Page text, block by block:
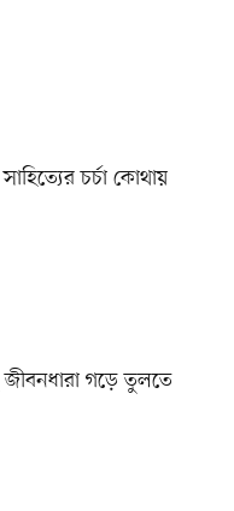
চর্চা কোথায়
জীবনধারা গড়ে তুলতে